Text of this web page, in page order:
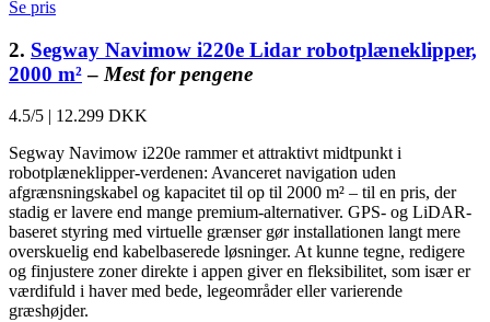
Se pris
2. Segway Navimow i220e Lidar robotplæneklipper,
2000 m²– Mest for pengene
4.5/5 | 12.299 DKK
Segway Navimow i220e rammer et attraktivt midtpunkt i
robotplæneklipper-verdenen: Avanceret navigation uden
afgrænsningskabel og kapacitet til op til 2000 m² – til en pris, der
stadig er lavere end mange premium-alternativer. GPS- og LiDAR-
baseret styring med virtuelle grænser gør installationen langt mere
overskuelig end kabelbaserede løsninger. At kunne tegne, redigere
og finjustere zoner direkte i appen giver en fleksibilitet, som især er
værdifuld i haver med bede, legeområder eller varierende
græshøjder.